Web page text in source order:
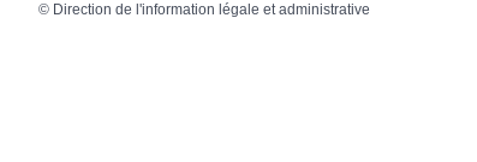
© Direction de l'information légale et administrative